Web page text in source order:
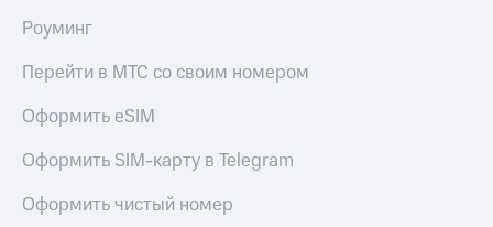
Роуминг
Перейти в МТС со своим номером
Оформить eSIM
Оформить SIM-карту в Telegram
Оформить чистый номер